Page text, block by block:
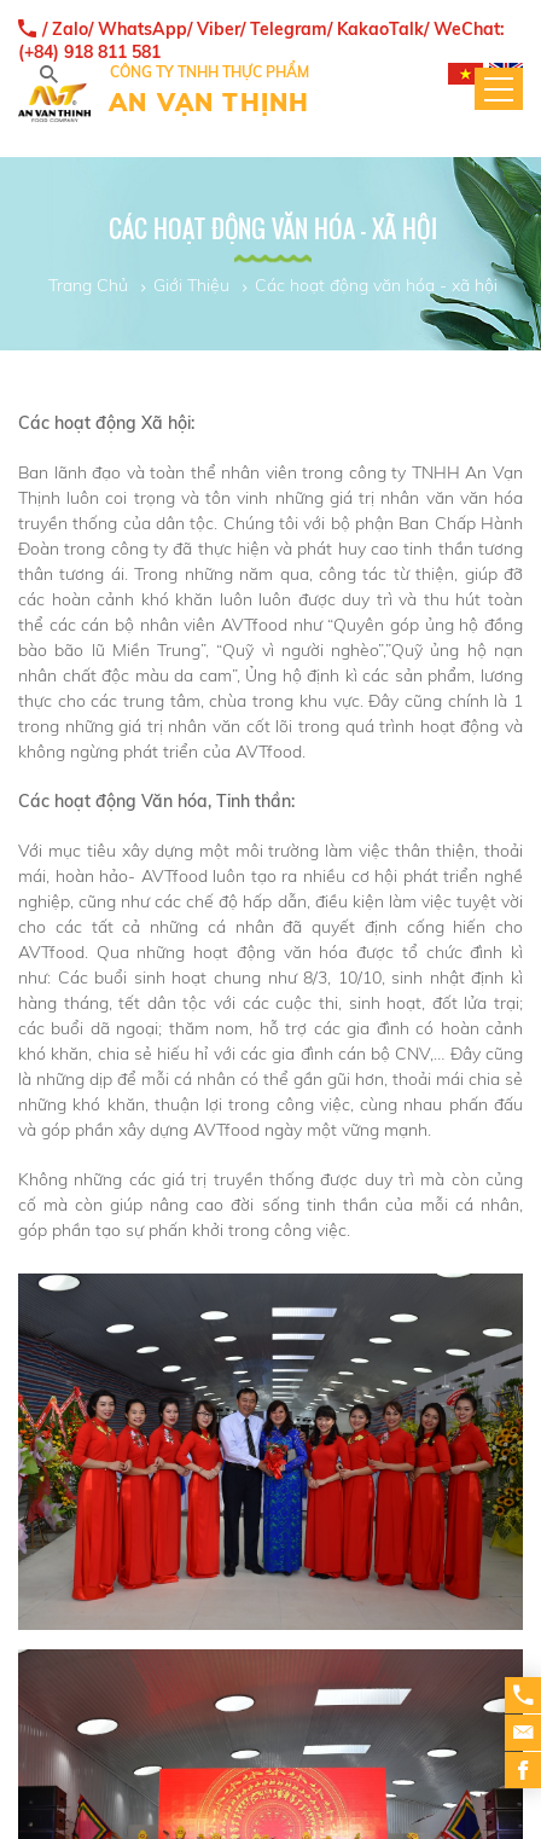
CÔNG TY TNHH THỰC PHẨM
AN VẠN THỊNH
/ Zalo/ WhatsApp/ Viber/ Telegram/ KakaoTalk/ WeChat:
(+84) 918 811 581
CÁC HOẠT ĐỘNG VĂN HÓA - XÃ HỘI
Trang Chủ Giới Thiệu Các hoạt động văn hóa - xã hội
Các hoạt động Xã hội:
Ban lãnh đạo và toàn thể nhân viên trong công ty TNHH An Vạn
Thịnh luôn coi trọng và tôn vinh những giá trị nhân văn văn hóa
truyền thống của dân tộc. Chúng tôi với bộ phận Ban Chấp Hành
Đoàn trong công ty đã thực hiện và phát huy cao tinh thần tương
thân tương ái. Trong những năm qua, công tác từ thiện, giúp đỡ
các hoàn cảnh khó khăn luôn luôn được duy trì và thu hút toàn
thể các cán bộ nhân viên AVTfood như “Quyên góp ủng hộ đồng
bào bão lũ Miền Trung”, “Quỹ vì người nghèo”,”Quỹ ủng hộ nạn
nhân chất độc màu da cam”, Ủng hộ định kì các sản phẩm, lương
thực cho các trung tâm, chùa trong khu vực. Đây cũng chính là 1
trong những giá trị nhân văn cốt lõi trong quá trình hoạt động và
không ngừng phát triển của AVTfood.
Các hoạt động Văn hóa, Tinh thần:
Với mục tiêu xây dựng một môi trường làm việc thân thiện, thoải
mái, hoàn hảo- AVTfood luôn tạo ra nhiều cơ hội phát triển nghề
nghiệp, cũng như các chế độ hấp dẫn, điều kiện làm việc tuyệt vời
cho các tất cả những cá nhân đã quyết định cống hiến cho
AVTfood. Qua những hoạt động văn hóa được tổ chức đình kì
như: Các buổi sinh hoạt chung như 8/3, 10/10, sinh nhật định kì
hàng tháng, tết dân tộc với các cuộc thi, sinh hoạt, đốt lửa trại;
các buổi dã ngoại; thăm nom, hỗ trợ các gia đình có hoàn cảnh
khó khăn, chia sẻ hiếu hỉ với các gia đình cán bộ CNV,… Đây cũng
là những dịp để mỗi cá nhân có thể gần gũi hơn, thoải mái chia sẻ
những khó khăn, thuận lợi trong công việc, cùng nhau phấn đấu
và góp phần xây dựng AVTfood ngày một vững mạnh.
Không những các giá trị truyền thống được duy trì mà còn củng
cố mà còn giúp nâng cao đời sống tinh thần của mỗi cá nhân,
góp phần tạo sự phấn khởi trong công việc.